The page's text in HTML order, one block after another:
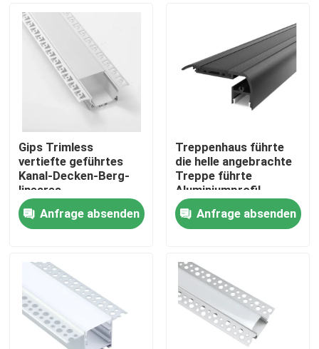
Über uns
Fabrik-Ausflug
Qualitätskontrolle
Treten Sie mit uns in Verbindung
Nachrichten
Vertiefte LED-Profil
Profil der Fasergipsplatten-LED
Gips Trimless
vertiefte geführtes
Kanal-Decken-Berg-
lineares
Aluminiumlicht
Anfrage absenden
Treppenhaus führte
die helle angebrachte
Treppe führte
Aluminiumprofil-
Schwarzes
anodisierte
Anfrage absenden